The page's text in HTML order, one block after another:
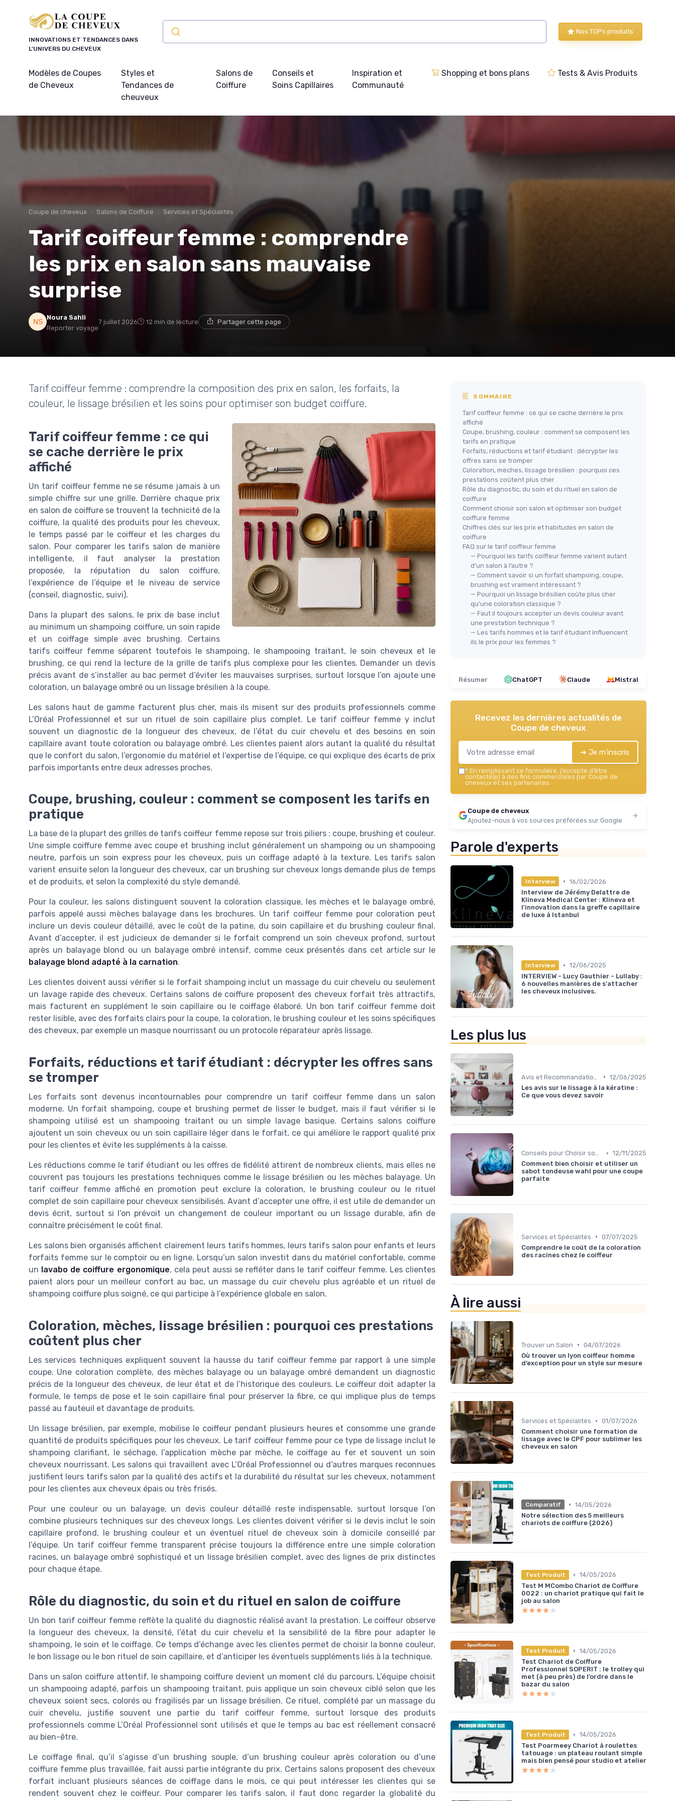
INNOVATIONS ET TENDANCES DANS
L'UNIVERS DU CHEVEUX
Nos TOPs produits
Modèles de Coupes
de Cheveux
Styles et
Tendances de
cheuveux
Salons de
Coiffure
Conseils et
Soins Capillaires
Inspiration et
Communauté
Shopping et bons plans Tests & Avis Produits
Coupe de cheveux Salons de Coiffure Services et Spécialités
Tarif coiffeur femme : comprendre
les prix en salon sans mauvaise
surprise
Noura Sahli
Reporter voyage
7 juillet 2026 12 min de lecture Partager cette page
Tarif coiffeur femme : comprendre la composition des prix en salon, les forfaits, la
couleur, le lissage brésilien et les soins pour optimiser son budget coiffure.
Tarif coiffeur femme : ce qui
se cache derrière le prix
affiché
Un tarif coiffeur femme ne se résume jamais à un
simple chiffre sur une grille. Derrière chaque prix
en salon de coiffure se trouvent la technicité de la
coiffure, la qualité des produits pour les cheveux,
le temps passé par le coiffeur et les charges du
salon. Pour comparer les tarifs salon de manière
intelligente, il faut analyser la prestation
proposée, la réputation du salon coiffure,
l’expérience de l’équipe et le niveau de service
(conseil, diagnostic, suivi).
Dans la plupart des salons, le prix de base inclut
au minimum un shampoing coiffure, un soin rapide
et un coiffage simple avec brushing. Certains
tarifs coiffeur femme séparent toutefois le shampoing, le shampooing traitant, le soin cheveux et le
brushing, ce qui rend la lecture de la grille de tarifs plus complexe pour les clientes. Demander un devis
précis avant de s’installer au bac permet d’éviter les mauvaises surprises, surtout lorsque l’on ajoute une
coloration, un balayage ombré ou un lissage brésilien à la coupe.
Les salons haut de gamme facturent plus cher, mais ils misent sur des produits professionnels comme
L’Oréal Professionnel et sur un rituel de soin capillaire plus complet. Le tarif coiffeur femme y inclut
souvent un diagnostic de la longueur des cheveux, de l’état du cuir chevelu et des besoins en soin
capillaire avant toute coloration ou balayage ombré. Les clientes paient alors autant la qualité du résultat
que le confort du salon, l’ergonomie du matériel et l’expertise de l’équipe, ce qui explique des écarts de prix
parfois importants entre deux adresses proches.
Coupe, brushing, couleur : comment se composent les tarifs en
pratique
La base de la plupart des grilles de tarifs coiffeur femme repose sur trois piliers : coupe, brushing et couleur.
Une simple coiffure femme avec coupe et brushing inclut généralement un shampoing ou un shampooing
neutre, parfois un soin express pour les cheveux, puis un coiffage adapté à la texture. Les tarifs salon
varient ensuite selon la longueur des cheveux, car un brushing sur cheveux longs demande plus de temps
et de produits, et selon la complexité du style demandé.
Pour la couleur, les salons distinguent souvent la coloration classique, les mèches et le balayage ombré,
parfois appelé aussi mèches balayage dans les brochures. Un tarif coiffeur femme pour coloration peut
inclure un devis couleur détaillé, avec le coût de la patine, du soin capillaire et du brushing couleur final.
Avant d’accepter, il est judicieux de demander si le forfait comprend un soin cheveux profond, surtout
après un balayage blond ou un balayage ombré intensif, comme ceux présentés dans cet article sur le
balayage blond adapté à la carnation.
Les clientes doivent aussi vérifier si le forfait shampoing inclut un massage du cuir chevelu ou seulement
un lavage rapide des cheveux. Certains salons de coiffure proposent des cheveux forfait très attractifs,
mais facturent en supplément le soin capillaire ou le coiffage élaboré. Un bon tarif coiffeur femme doit
rester lisible, avec des forfaits clairs pour la coupe, la coloration, le brushing couleur et les soins spécifiques
des cheveux, par exemple un masque nourrissant ou un protocole réparateur après lissage.
Forfaits, réductions et tarif étudiant : décrypter les offres sans
se tromper
Les forfaits sont devenus incontournables pour comprendre un tarif coiffeur femme dans un salon
moderne. Un forfait shampoing, coupe et brushing permet de lisser le budget, mais il faut vérifier si le
shampoing utilisé est un shampooing traitant ou un simple lavage basique. Certains salons coiffure
ajoutent un soin cheveux ou un soin capillaire léger dans le forfait, ce qui améliore le rapport qualité prix
pour les clientes et évite les suppléments à la caisse.
Les réductions comme le tarif étudiant ou les offres de fidélité attirent de nombreux clients, mais elles ne
couvrent pas toujours les prestations techniques comme le lissage brésilien ou les mèches balayage. Un
tarif coiffeur femme affiché en promotion peut exclure la coloration, le brushing couleur ou le rituel
complet de soin capillaire pour cheveux sensibilisés. Avant d’accepter une offre, il est utile de demander un
devis écrit, surtout si l’on prévoit un changement de couleur important ou un lissage durable, afin de
connaître précisément le coût final.
Les salons bien organisés affichent clairement leurs tarifs hommes, leurs tarifs salon pour enfants et leurs
forfaits femme sur le comptoir ou en ligne. Lorsqu’un salon investit dans du matériel confortable, comme
un lavabo de coiffure ergonomique, cela peut aussi se refléter dans le tarif coiffeur femme. Les clientes
paient alors pour un meilleur confort au bac, un massage du cuir chevelu plus agréable et un rituel de
shampoing coiffure plus soigné, ce qui participe à l’expérience globale en salon.
Coloration, mèches, lissage brésilien : pourquoi ces prestations
coûtent plus cher
Les services techniques expliquent souvent la hausse du tarif coiffeur femme par rapport à une simple
coupe. Une coloration complète, des mèches balayage ou un balayage ombré demandent un diagnostic
précis de la longueur des cheveux, de leur état et de l’historique des couleurs. Le coiffeur doit adapter la
formule, le temps de pose et le soin capillaire final pour préserver la fibre, ce qui implique plus de temps
passé au fauteuil et davantage de produits.
Un lissage brésilien, par exemple, mobilise le coiffeur pendant plusieurs heures et consomme une grande
quantité de produits spécifiques pour les cheveux. Le tarif coiffeur femme pour ce type de lissage inclut le
shampoing clarifiant, le séchage, l’application mèche par mèche, le coiffage au fer et souvent un soin
cheveux nourrissant. Les salons qui travaillent avec L’Oréal Professionnel ou d’autres marques reconnues
justifient leurs tarifs salon par la qualité des actifs et la durabilité du résultat sur les cheveux, notamment
pour les clientes aux cheveux épais ou très frisés.
Pour une couleur ou un balayage, un devis couleur détaillé reste indispensable, surtout lorsque l’on
combine plusieurs techniques sur des cheveux longs. Les clientes doivent vérifier si le devis inclut le soin
capillaire profond, le brushing couleur et un éventuel rituel de cheveux soin à domicile conseillé par
l’équipe. Un tarif coiffeur femme transparent précise toujours la différence entre une simple coloration
racines, un balayage ombré sophistiqué et un lissage brésilien complet, avec des lignes de prix distinctes
pour chaque étape.
Rôle du diagnostic, du soin et du rituel en salon de coiffure
Un bon tarif coiffeur femme reflète la qualité du diagnostic réalisé avant la prestation. Le coiffeur observe
la longueur des cheveux, la densité, l’état du cuir chevelu et la sensibilité de la fibre pour adapter le
shampoing, le soin et le coiffage. Ce temps d’échange avec les clientes permet de choisir la bonne couleur,
le bon lissage ou le bon rituel de soin capillaire, et d’anticiper les éventuels suppléments liés à la technique.
Dans un salon coiffure attentif, le shampoing coiffure devient un moment clé du parcours. L’équipe choisit
un shampooing adapté, parfois un shampooing traitant, puis applique un soin cheveux ciblé selon que les
cheveux soient secs, colorés ou fragilisés par un lissage brésilien. Ce rituel, complété par un massage du
cuir chevelu, justifie souvent une partie du tarif coiffeur femme, surtout lorsque des produits
professionnels comme L’Oréal Professionnel sont utilisés et que le temps au bac est réellement consacré
au bien-être.
Le coiffage final, qu’il s’agisse d’un brushing souple, d’un brushing couleur après coloration ou d’une
coiffure femme plus travaillée, fait aussi partie intégrante du prix. Certains salons proposent des cheveux
forfait incluant plusieurs séances de coiffage dans le mois, ce qui peut intéresser les clientes qui se
rendent souvent chez le coiffeur. Pour comparer les tarifs salon, il faut donc regarder la globalité du
SOMMAIRE
Tarif coiffeur femme : ce qui se cache derrière le prix
affiché
Coupe, brushing, couleur : comment se composent les
tarifs en pratique
Forfaits, réductions et tarif étudiant : décrypter les
offres sans se tromper
Coloration, mèches, lissage brésilien : pourquoi ces
prestations coûtent plus cher
Rôle du diagnostic, du soin et du rituel en salon de
coiffure
Comment choisir son salon et optimiser son budget
coiffure femme
Chiffres clés sur les prix et habitudes en salon de
coiffure
FAQ sur le tarif coiffeur femme
— Pourquoi les tarifs coiffeur femme varient autant
d’un salon à l’autre ?
— Comment savoir si un forfait shampoing, coupe,
brushing est vraiment intéressant ?
— Pourquoi un lissage brésilien coûte plus cher
qu’une coloration classique ?
— Faut il toujours accepter un devis couleur avant
une prestation technique ?
— Les tarifs hommes et le tarif étudiant influencent
ils le prix pour les femmes ?
Résumer ChatGPT Claude Mistral
Recevez les dernières actualités de
Coupe de cheveux
➔ Je m'inscris
* En remplissant ce formulaire, j’accepte d’être
contacté(e) à des fins commerciales par Coupe de
cheveux et ses partenaires.
Coupe de cheveux
Ajoutez-nous à vos sources préférées sur Google
Parole d'experts
Interview • 16/02/2026
Interview de Jérémy Delattre de
Klineva Medical Center : Klineva et
l'innovation dans la greffe capillaire
de luxe à Istanbul
Interview • 12/06/2025
INTERVIEW - Lucy Gauthier - Lullaby :
6 nouvelles manières de s'attacher
les cheveux inclusives.
Les plus lus
• 12/06/2025
Les avis sur le lissage à la kératine :
Ce que vous devez savoir
Conseils pour Choisir son Coiffeur • 12/11/2025
Comment bien choisir et utiliser un
sabot tondeuse wahl pour une coupe
parfaite
Services et Spécialités • 07/07/2025
Comprendre le coût de la coloration
des racines chez le coiffeur
À lire aussi
Trouver un Salon • 04/07/2026
Où trouver un lyon coiffeur homme
d’exception pour un style sur mesure
Services et Spécialités • 01/07/2026
Comment choisir une formation de
lissage avec le CPF pour sublimer les
cheveux en salon
Comparatif • 14/05/2026
Notre sélection des 5 meilleurs
chariots de coiffure (2026)
Test Produit • 14/05/2026
Test M MCombo Chariot de Coiffure
0022 : un chariot pratique qui fait le
job au salon
★★★★★
★★★★★
Test Produit • 14/05/2026
Test Chariot de Coiffure
Professionnel SOPERIT : le trolley qui
met (à peu près) de l’ordre dans le
bazar du salon
★★★★★
★★★★★
Test Produit • 14/05/2026
Test Poarmeey Chariot à roulettes
tatouage : un plateau roulant simple
mais bien pensé pour studio et atelier
★★★★★
★★★★★